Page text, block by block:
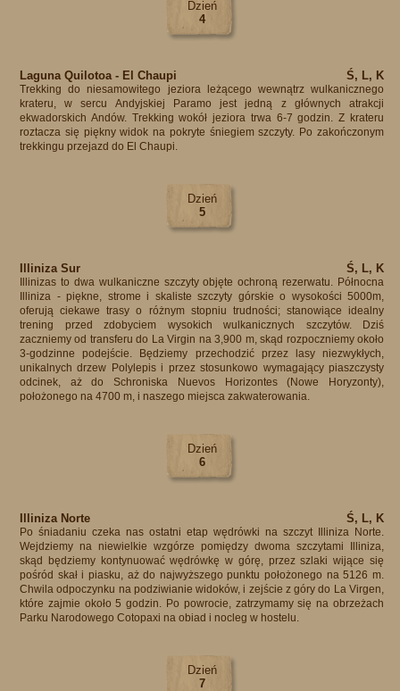
Dzień
4
Laguna Quilotoa - El Chaupi Ś, L, K
Trekking do niesamowitego jeziora leżącego wewnątrz wulkanicznego
krateru, w sercu Andyjskiej Paramo jest jedną z głównych atrakcji
ekwadorskich Andów. Trekking wokół jeziora trwa 6-7 godzin. Z krateru
roztacza się piękny widok na pokryte śniegiem szczyty. Po zakończonym
trekkingu przejazd do El Chaupi.
Dzień
5
Illiniza Sur Ś, L, K
​Illinizas to dwa wulkaniczne szczyty objęte ochroną rezerwatu. Północna
Illiniza - piękne, strome i skaliste szczyty górskie o wysokości 5000m,
oferują ciekawe trasy o różnym stopniu trudności; stanowiące idealny
trening przed zdobyciem wysokich wulkanicznych szczytów. Dziś
zaczniemy od transferu do La Virgin na 3,900 m, skąd rozpoczniemy około
3-godzinne podejście. Będziemy przechodzić przez lasy niezwykłych,
unikalnych drzew Polylepis i przez stosunkowo wymagający piaszczysty
odcinek, aż do Schroniska Nuevos Horizontes (Nowe Horyzonty),
położonego na 4700 m, i naszego miejsca zakwaterowania.
Dzień
6
Illiniza Norte Ś, L, K
Po śniadaniu czeka nas ostatni etap wędrówki na szczyt Illiniza Norte.
Wejdziemy na niewielkie wzgórze pomiędzy dwoma szczytami Illiniza,
skąd będziemy kontynuować wędrówkę w górę, przez szlaki wijące się
pośród skał i piasku, aż do najwyższego punktu położonego na 5126 m.
Chwila odpoczynku na podziwianie widoków, i zejście z góry do La Virgen,
które zajmie około 5 godzin. Po powrocie, zatrzymamy się na obrzeżach
Parku Narodowego Cotopaxi na obiad i nocleg w hostelu.
Dzień
7